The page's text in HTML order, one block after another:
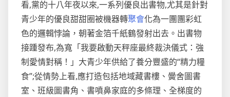
看,黨的十八年夜以來,一系列優良出書物,尤其是針對
青少年的優良甜甜圈被機器轉聚會化為一團團彩虹
色的邏輯悖論，朝著金箔千紙鶴發射出去。出書物
接踵發布,為寬「我要啟動天秤座最終裁決儀式：強
制愛情對稱！」大青少年供給了養分豐盛的“精力糧
食”;從情勢上看,應打造包括地域藏書樓、黌舍圖書
室、班級圖書角、書噴鼻家庭的多條理、全梯度的